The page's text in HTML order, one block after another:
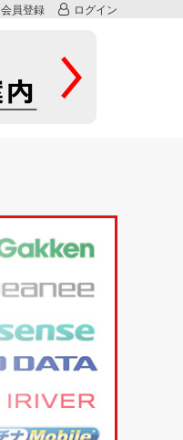
会員登録 ログイン